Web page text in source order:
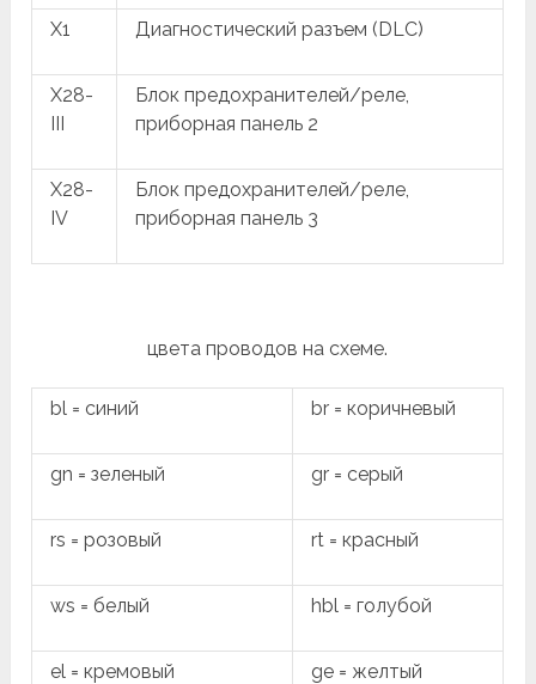
X1 Диагностический разъем (DLC)
X28-
III
Блок предохранителей/реле,
приборная панель 2
X28-
IV
Блок предохранителей/реле,
приборная панель 3
цвета проводов на схеме.
bl = синий br = коричневый
gn = зеленый gr = серый
rs = розовый rt = красный
ws = белый hbl = голубой
el = кремовый ge = желтый